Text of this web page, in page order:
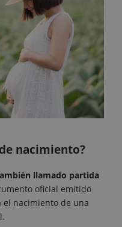
nacimiento?
llamado partida
oficial emitido
el nacimiento de una